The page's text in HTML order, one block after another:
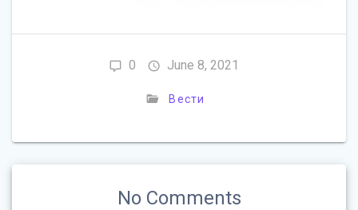
0 June 8, 2021
Вести
No Comments